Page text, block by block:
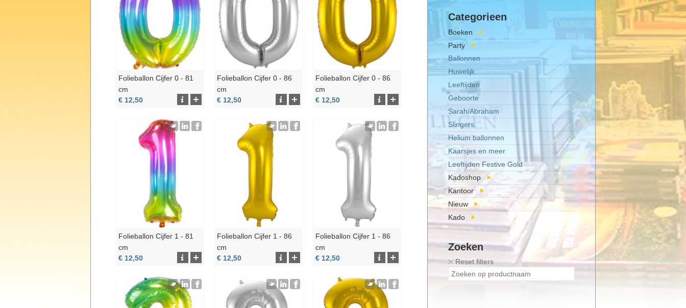
Folieballon Cijfer 0 - 81
cm
€ 12,50
Folieballon Cijfer 0 - 86
cm
€ 12,50
Folieballon Cijfer 0 - 86
cm
€ 12,50
Folieballon Cijfer 1 - 81
cm
€ 12,50
Folieballon Cijfer 1 - 86
cm
€ 12,50
Folieballon Cijfer 1 - 86
cm
€ 12,50
Categorieen
Boeken
Party
Ballonnen
Huwelijk
Leeftijden
Geboorte
Sarah/Abraham
Slingers
Helium ballonnen
Kaarsjes en meer
Leeftijden Festive Gold
Kadoshop
Kantoor
Nieuw
Kado
Zoeken
Reset filters